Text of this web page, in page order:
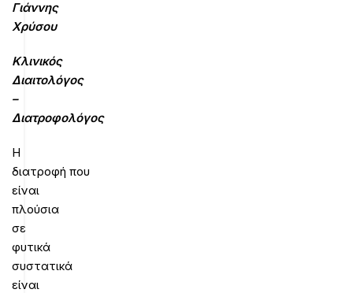
Γιάννης
Χρύσου
Κλινικός
Διαιτολόγος
–
Διατροφολόγος
Η
διατροφή που
είναι
πλούσια
σε
φυτικά
συστατικά
είναι